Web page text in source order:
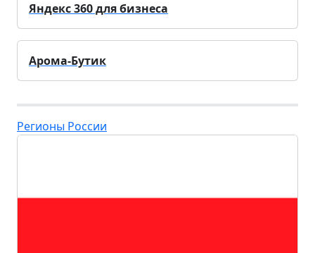
Яндекс 360 для бизнеса
Арома-Бутик
Регионы России